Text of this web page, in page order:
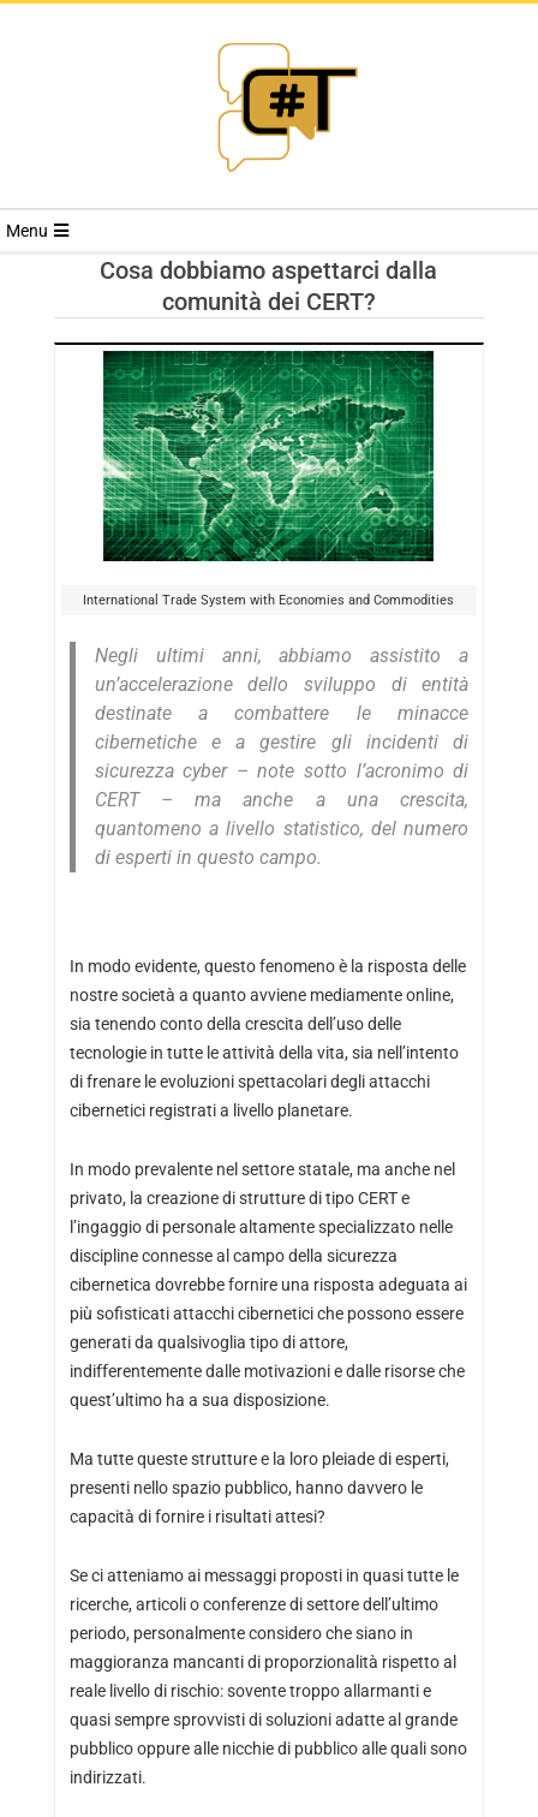
RIVISTA
TRENDS
Menu
Cosa dobbiamo aspettarci dalla
comunità dei CERT?
International Trade System with Economies and Commodities
Negli ultimi anni, abbiamo assistito a
un’accelerazione dello sviluppo di entità
destinate a combattere le minacce
cibernetiche e a gestire gli incidenti di
sicurezza cyber – note sotto l’acronimo di
CERT – ma anche a una crescita,
quantomeno a livello statistico, del numero
di esperti in questo campo.
In modo evidente, questo fenomeno è la risposta delle
nostre società a quanto avviene mediamente online,
sia tenendo conto della crescita dell’uso delle
tecnologie in tutte le attività della vita, sia nell’intento
di frenare le evoluzioni spettacolari degli attacchi
cibernetici registrati a livello planetare.
In modo prevalente nel settore statale, ma anche nel
privato, la creazione di strutture di tipo CERT e
l’ingaggio di personale altamente specializzato nelle
discipline connesse al campo della sicurezza
cibernetica dovrebbe fornire una risposta adeguata ai
più sofisticati attacchi cibernetici che possono essere
generati da qualsivoglia tipo di attore,
indifferentemente dalle motivazioni e dalle risorse che
quest’ultimo ha a sua disposizione.
Ma tutte queste strutture e la loro pleiade di esperti,
presenti nello spazio pubblico, hanno davvero le
capacità di fornire i risultati attesi?
Se ci atteniamo ai messaggi proposti in quasi tutte le
ricerche, articoli o conferenze di settore dell’ultimo
periodo, personalmente considero che siano in
maggioranza mancanti di proporzionalità rispetto al
reale livello di rischio: sovente troppo allarmanti e
quasi sempre sprovvisti di soluzioni adatte al grande
pubblico oppure alle nicchie di pubblico alle quali sono
indirizzati.